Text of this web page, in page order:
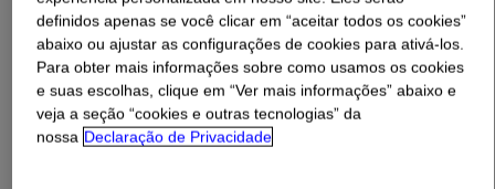
O que éVORANOL™ 3943A Copolymer Polyol?
Um exclusivo poliéter poliol enxertado, contendo
acrilonitrila e estireno copolimerizado e filtrado a 100
definidos apenas se você clicar em “aceitar todos os cookies”
abaixo ou ajustar as configurações de cookies para ativá-los.
Para obter mais informações sobre como usamos os cookies
e suas escolhas, clique em “Ver mais informações” abaixo e
veja a seção “cookies e outras tecnologias” da
nossa Declaração de Privacidade